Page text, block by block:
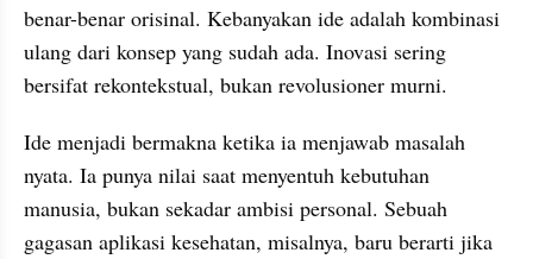
benar-benar orisinal. Kebanyakan ide adalah kombinasi
ulang dari konsep yang sudah ada. Inovasi sering
bersifat rekontekstual, bukan revolusioner murni.
Ide menjadi bermakna ketika ia menjawab masalah
nyata. Ia punya nilai saat menyentuh kebutuhan
manusia, bukan sekadar ambisi personal. Sebuah
gagasan aplikasi kesehatan, misalnya, baru berarti jika